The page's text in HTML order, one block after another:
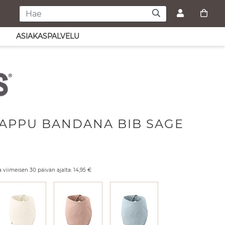
ASIAKASPALVELU
BANDANA BIB SAGE
viimeisen 30 päivän ajalta:14,95 €